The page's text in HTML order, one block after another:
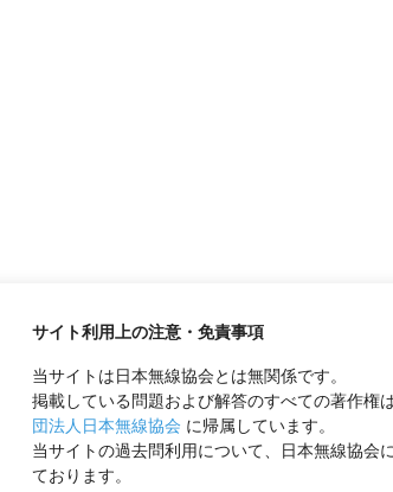
サイト利用上の注意・免責事項
当サイトは日本無線協会とは無関係です。
掲載している問題および解答のすべての著作権
団法人日本無線協会 に帰属しています。
当サイトの過去問利用について、日本無線協会
ております。